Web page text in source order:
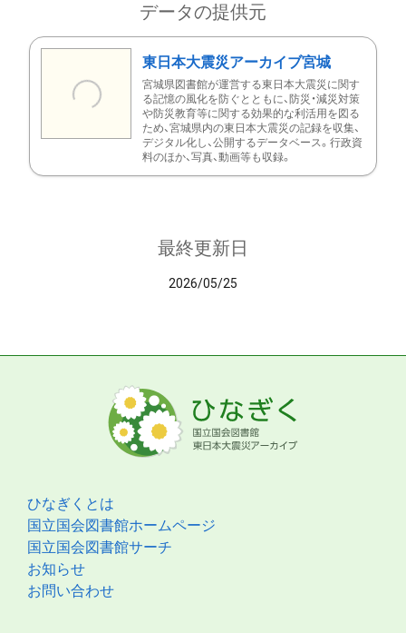
データの提供元
東日本大震災アーカイブ宮城
宮城県図書館が運営する東日本大震災に関す
る記憶の風化を防ぐとともに、防災・減災対策
や防災教育等に関する効果的な利活用を図る
ため、宮城県内の東日本大震災の記録を収集、
デジタル化し、公開するデータベース。行政資
料のほか、写真、動画等も収録。
最終更新日
2026/05/25
ひなぎくとは
国立国会図書館ホームページ
国立国会図書館サーチ
お知らせ
お問い合わせ